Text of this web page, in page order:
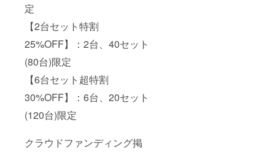
定
【2台セット特割
25%OFF】：2台、40セット
(80台)限定
【6台セット超特割
30%OFF】：6台、20セット
(120台)限定
クラウドファンディング掲